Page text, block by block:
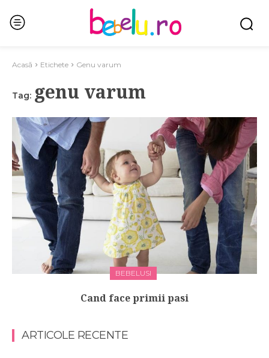
Acasă Etichete Genu varum
Tag: genu varum
BEBELUSI
Cand face primii pasi
ARTICOLE RECENTE